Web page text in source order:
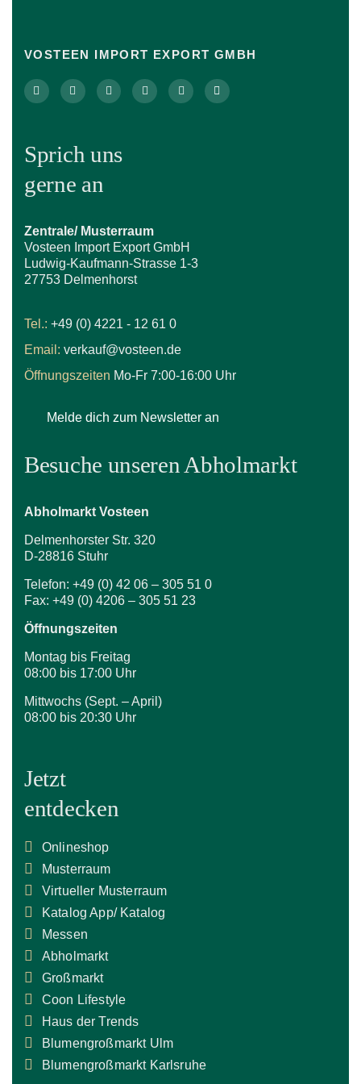
VOSTEEN IMPORT EXPORT GMBH
Sprich uns
gerne an
Zentrale/ Musterraum
Vosteen Import Export GmbH
Ludwig-Kaufmann-Strasse 1-3
27753 Delmenhorst
Tel.: +49 (0) 4221 - 12 61 0
Email: verkauf@vosteen.de
Öffnungszeiten Mo-Fr 7:00-16:00 Uhr
Melde dich zum Newsletter an
Besuche unseren Abholmarkt
Abholmarkt Vosteen
Delmenhorster Str. 320
D-28816 Stuhr
Telefon: +49 (0) 42 06 – 305 51 0
Fax: +49 (0) 4206 – 305 51 23
Öffnungszeiten
Montag bis Freitag
08:00 bis 17:00 Uhr
Mittwochs (Sept. – April)
08:00 bis 20:30 Uhr
Jetzt
entdecken
Onlineshop
Musterraum
Virtueller Musterraum
Katalog App/ Katalog
Messen
Abholmarkt
Großmarkt
Coon Lifestyle
Haus der Trends
Blumengroßmarkt Ulm
Blumengroßmarkt Karlsruhe